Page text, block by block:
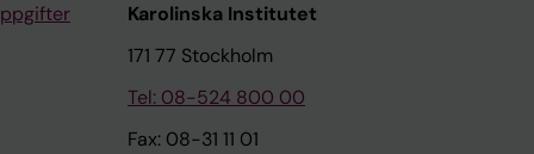
Karolinska Institutet
171 77 Stockholm
Tel: 08-524 800 00
Fax: 08-31 11 01